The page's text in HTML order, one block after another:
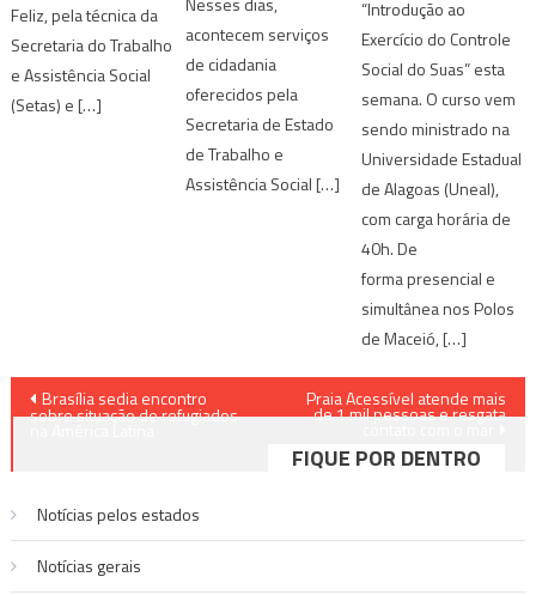
Feliz, pela técnica da
Secretaria do Trabalho
e Assistência Social
(Setas) e […]
acontecem serviços
de cidadania
oferecidos pela
Secretaria de Estado
de Trabalho e
Assistência Social […]
“Introdução ao
Exercício do Controle
Social do Suas” esta
semana. O curso vem
sendo ministrado na
Universidade Estadual
de Alagoas (Uneal),
com carga horária de
40h. De
forma presencial e
simultânea nos Polos
de Maceió, […]
Navegação
Brasília sedia encontro
sobre situação de refugiados
Praia Acessível atende mais
de 1 mil pessoas e resgata
FIQUE POR DENTRO
Notícias pelos estados
Notí­cias gerais